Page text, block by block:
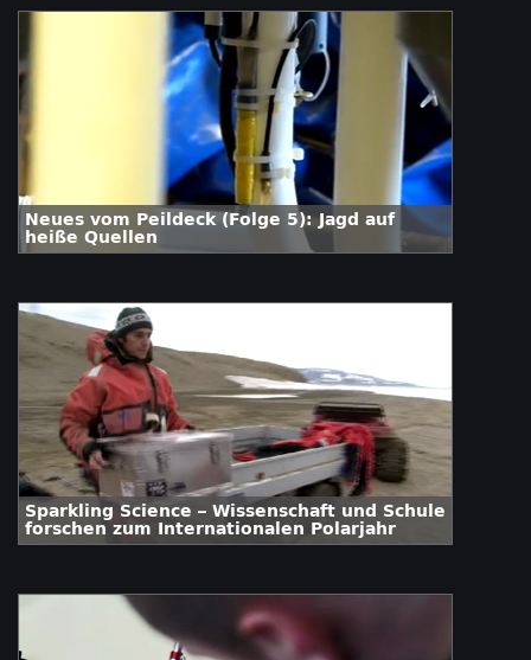
Neues vom Peildeck (Folge 5): Jagd auf
heiße Quellen
Sparkling Science – Wissenschaft und Schule
forschen zum Internationalen Polarjahr